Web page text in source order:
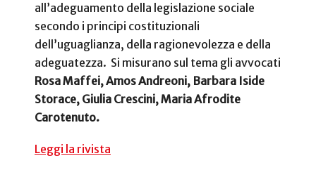
all’adeguamento della legislazione sociale
secondo i principi costituzionali
dell’uguaglianza, della ragionevolezza e della
adeguatezza. Si misurano sul tema gli avvocati
Rosa Maffei, Amos Andreoni, Barbara Iside
Storace, Giulia Crescini, Maria Afrodite
Carotenuto.
Leggi la rivista